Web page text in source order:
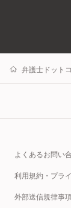
弁護士ドット
よくあるお問い
利用規約・プラ
外部送信規律事